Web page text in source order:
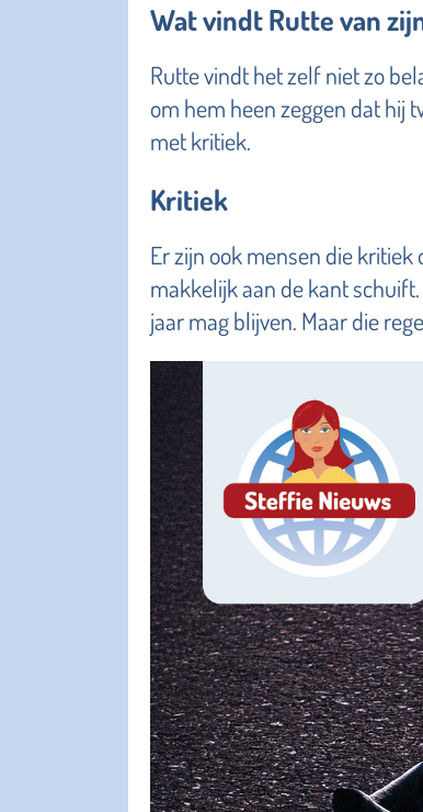
Wat vindt Rutte van
Rutte vindt het zelf niet zo
om hem heen zeggen dat hij
met kritiek.
Kritiek
Er zijn ook mensen die
makkelijk aan de kant
jaar mag blijven. Maar die